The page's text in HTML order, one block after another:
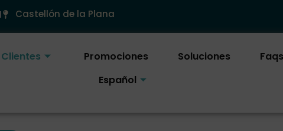
Castellón de la Plana
Clientes Promociones Soluciones Faqs
Español